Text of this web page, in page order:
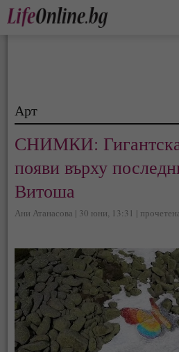
Арт
СНИМКИ: Гигантска
появи върху
Витоша
Ани Атанасова | 30 юни, 13:31 |